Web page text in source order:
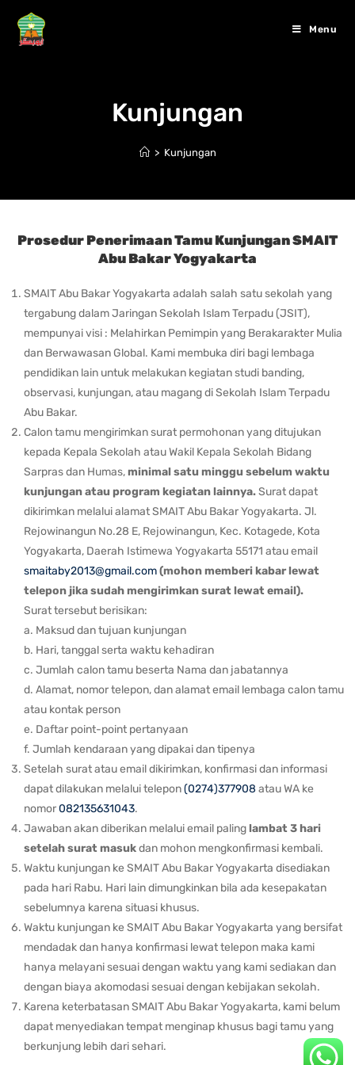
Menu
Kunjungan
> Kunjungan
Prosedur Penerimaan Tamu Kunjungan SMAIT
Abu Bakar Yogyakarta
SMAIT Abu Bakar Yogyakarta adalah salah satu sekolah yang
tergabung dalam Jaringan Sekolah Islam Terpadu (JSIT),
mempunyai visi : Melahirkan Pemimpin yang Berakarakter Mulia
dan Berwawasan Global. Kami membuka diri bagi lembaga
pendidikan lain untuk melakukan kegiatan studi banding,
observasi, kunjungan, atau magang di Sekolah Islam Terpadu
Abu Bakar.
Calon tamu mengirimkan surat permohonan yang ditujukan
kepada Kepala Sekolah atau Wakil Kepala Sekolah Bidang
Sarpras dan Humas,minimal satu minggu sebelum waktu
kunjungan atau program kegiatan lainnya.Surat dapat
dikirimkan melalui alamat SMAIT Abu Bakar Yogyakarta. Jl.
Rejowinangun No.28 E, Rejowinangun, Kec. Kotagede, Kota
Yogyakarta, Daerah Istimewa Yogyakarta 55171 atau email
smaitaby2013@gmail.com(mohon memberi kabar lewat
telepon jika sudah mengirimkan surat lewat email).
Surat tersebut berisikan:
a. Maksud dan tujuan kunjungan
b. Hari, tanggal serta waktu kehadiran
c. Jumlah calon tamu beserta Nama dan jabatannya
d. Alamat, nomor telepon, dan alamat email lembaga calon tamu
atau kontak person
e. Daftar point-point pertanyaan
f. Jumlah kendaraan yang dipakai dan tipenya
Setelah surat atau email dikirimkan, konfirmasi dan informasi
dapat dilakukan melalui telepon(0274)377908 atau WA ke
nomor082135631043.
Jawaban akan diberikan melalui email palinglambat 3 hari
setelah surat masukdan mohon mengkonfirmasi kembali.
Waktu kunjungan ke SMAIT Abu Bakar Yogyakarta disediakan
pada hari Rabu. Hari lain dimungkinkan bila ada kesepakatan
sebelumnya karena situasi khusus.
Waktu kunjungan ke SMAIT Abu Bakar Yogyakarta yang bersifat
mendadak dan hanya konfirmasi lewat telepon maka kami
hanya melayani sesuai dengan waktu yang kami sediakan dan
dengan biaya akomodasi sesuai dengan kebijakan sekolah.
Karena keterbatasan SMAIT Abu Bakar Yogyakarta, kami belum
dapat menyediakan tempat menginap khusus bagi tamu yang
berkunjung lebih dari sehari.